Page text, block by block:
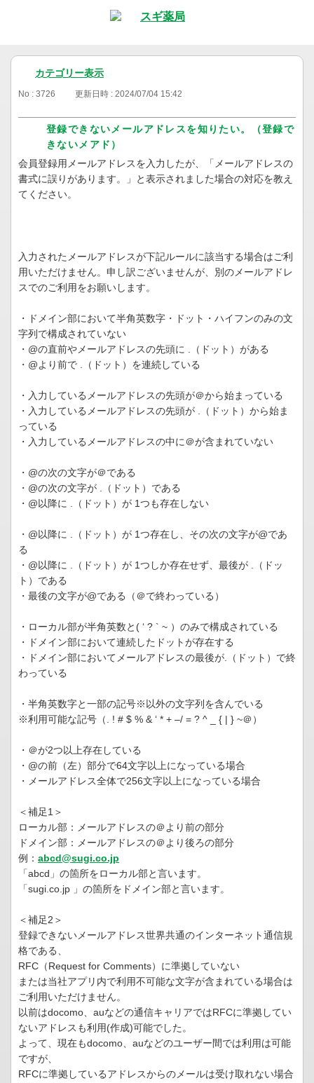
カテゴリー表示
No : 3726 更新日時 : 2024/07/04 15:42
登録できないメールアドレスを知りたい。（登録で
きないメアド）
会員登録用メールアドレスを入力したが、「メールアドレスの
書式に誤りがあります。」と表示されました場合の対応を教え
てください。
入力されたメールアドレスが下記ルールに該当する場合はご利
用いただけません。申し訳ございませんが、別のメールアドレ
スでのご利用をお願いします。
・ドメイン部において半角英数字・ドット・ハイフンのみの文
字列で構成されていない
・@の直前やメールアドレスの先頭に .（ドット）がある
・@より前で .（ドット）を連続している
・入力しているメールアドレスの先頭が＠から始まっている
・入力しているメールアドレスの先頭が .（ドット）から始ま
っている
・入力しているメールアドレスの中に＠が含まれていない
・@の次の文字が＠である
・@の次の文字が .（ドット）である
・@以降に .（ドット）が 1つも存在しない
・@以降に .（ドット）が 1つ存在し、その次の文字が@であ
る
・@以降に .（ドット）が 1つしか存在せず、最後が .（ドッ
ト）である
・最後の文字が@である（＠で終わっている）
・ローカル部が半角英数と( ‘ ? ` ~ ）のみで構成されている
・ドメイン部において連続したドットが存在する
・ドメイン部においてメールアドレスの最後が.（ドット）で終
わっている
・半角英数字と一部の記号※以外の文字列を含んでいる
※利用可能な記号（. ! # $ % & ‘ * + –/ = ? ^ _ { | } ~＠）
・＠が2つ以上存在している
・@の前（左）部分で64文字以上になっている場合
・メールアドレス全体で256文字以上になっている場合
＜補足1＞
ローカル部：メールアドレスの＠より前の部分
ドメイン部：メールアドレスの＠より後ろの部分
例： abcd@sugi.co.jp
「abcd」の箇所をローカル部と言います。
「sugi.co.jp 」の箇所をドメイン部と言います。
＜補足2＞
登録できないメールアドレス世界共通のインターネット通信規
格である、
RFC（Request for Comments）に準拠していない
または当社アプリ内で利用不可能な文字が含まれている場合は
ご利用いただけません。
以前はdocomo、auなどの通信キャリアではRFCに準拠してい
ないアドレスも利用(作成)可能でした。
よって、現在もdocomo、auなどのユーザー間では利用は可能
ですが、
RFCに準拠しているアドレスからのメールは受け取れない場合